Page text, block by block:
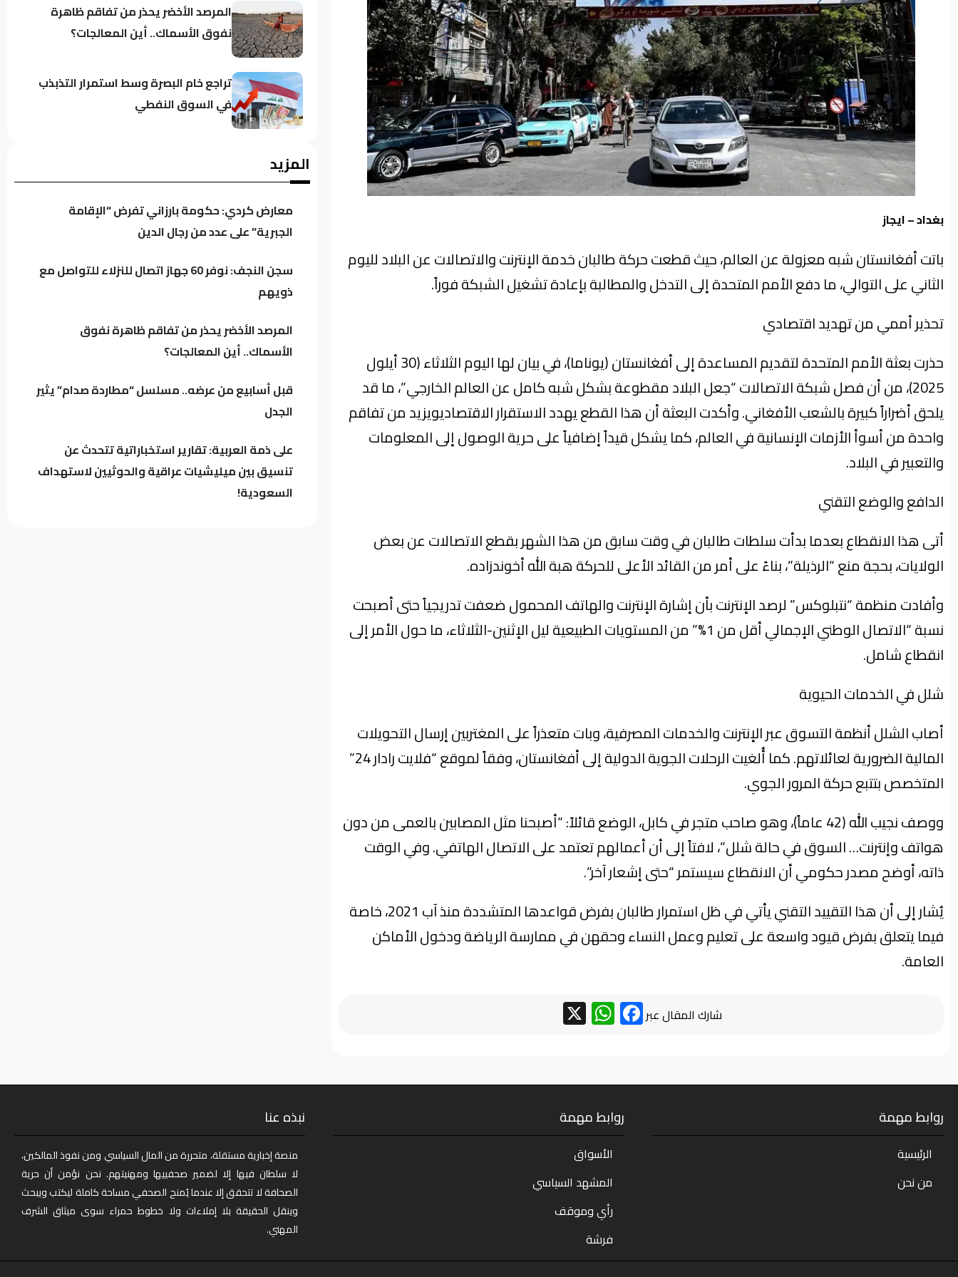
بغداد – ايجاز
باتت أفغانستان شبه معزولة عن العالم، حيث قطعت حركة طالبان خدمة الإنترنت والاتصالات عن البلاد لليوم
الثاني على التوالي، ما دفع الأمم المتحدة إلى التدخل والمطالبة بإعادة تشغيل الشبكة فوراً.
تحذير أممي من تهديد اقتصادي
حذرت بعثة الأمم المتحدة لتقديم المساعدة إلى أفغانستان (يوناما)، في بيان لها اليوم الثلاثاء (30 أيلول
2025)، من أن فصل شبكة الاتصالات “جعل البلاد مقطوعة بشكل شبه كامل عن العالم الخارجي”، ما قد
يلحق أضراراً كبيرة بالشعب الأفغاني. وأكدت البعثة أن هذا القطع يهدد الاستقرار الاقتصاديويزيد من تفاقم
واحدة من أسوأ الأزمات الإنسانية في العالم، كما يشكل قيداً إضافياً على حرية الوصول إلى المعلومات
والتعبير في البلاد.
الدافع والوضع التقني
أتى هذا الانقطاع بعدما بدأت سلطات طالبان في وقت سابق من هذا الشهر بقطع الاتصالات عن بعض
الولايات، بحجة منع “الرذيلة”، بناءً على أمر من القائد الأعلى للحركة هبة الله أخوندزاده.
وأفادت منظمة “نتبلوكس” لرصد الإنترنت بأن إشارة الإنترنت والهاتف المحمول ضعفت تدريجياً حتى أصبحت
نسبة “الاتصال الوطني الإجمالي أقل من 1%” من المستويات الطبيعية ليل الإثنين-الثلاثاء، ما حول الأمر إلى
انقطاع شامل.
شلل في الخدمات الحيوية
أصاب الشلل أنظمة التسوق عبر الإنترنت والخدمات المصرفية، وبات متعذراً على المغتربين إرسال التحويلات
المالية الضرورية لعائلاتهم. كما أُلغيت الرحلات الجوية الدولية إلى أفغانستان، وفقاً لموقع “فلايت رادار 24”
المتخصص بتتبع حركة المرور الجوي.
ووصف نجيب الله (42 عاماً)، وهو صاحب متجر في كابل، الوضع قائلاً: “أصبحنا مثل المصابين بالعمى من دون
هواتف وإنترنت… السوق في حالة شلل”، لافتاً إلى أن أعمالهم تعتمد على الاتصال الهاتفي. وفي الوقت
ذاته، أوضح مصدر حكومي أن الانقطاع سيستمر “حتى إشعار آخر”.
يُشار إلى أن هذا التقييد التقني يأتي في ظل استمرار طالبان بفرض قواعدها المتشددة منذ آب 2021، خاصة
فيما يتعلق بفرض قيود واسعة على تعليم وعمل النساء وحقهن في ممارسة الرياضة ودخول الأماكن
العامة.
شارك المقال عبر Facebook
WhatsApp
المرصد الأخضر يحذر من تفاقم ظاهرة
نفوق الأسماك.. أين المعالجات؟
تراجع خام البصرة وسط استمرار التذبذب
في السوق النفطي
على ذمة العربية: تقارير استخباراتية
والحوثيين لاستهداف السعودية!
موجهاً ضد أي طرف
تكشف استنزافاً في مخزونات أسلحة
المزيد
معارض كردي: حكومة بارزاني تفرض “الإقامة
الجبرية” على عدد من رجال الدين
سجن النجف: نوفر 60 جهاز اتصال للنزلاء للتواصل مع
ذويهم
المرصد الأخضر يحذر من تفاقم ظاهرة نفوق
الأسماك.. أين المعالجات؟
قبل أسابيع من عرضه.. مسلسل “مطاردة صدام” يثير
الجدل
على ذمة العربية: تقارير استخباراتية تتحدث عن
تنسيق بين ميليشيات عراقية والحوثيين لاستهداف
السعودية!
روابط مهمة
الرئيسية
من نحن
روابط مهمة
الأسواق
المشهد السياسي
رأي وموقف
فرشة
نبذه عنا
منصة إخبارية مستقلة، متحررة من المال السياسي ومن نفوذ المالكين،
لا سلطان فيها إلا لضمير صحفييها ومهنيتهم. نحن نؤمن أن حرية
الصحافة لا تتحقق إلا عندما يُمنح الصحفي مساحة كاملة ليكتب ويبحث
وينقل الحقيقة بلا إملاءات ولا خطوط حمراء سوى ميثاق الشرف
المهني.